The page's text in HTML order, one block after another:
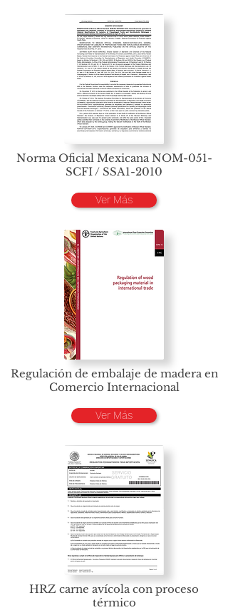
Norma Oficial Mexicana NOM-051-
SCFI / SSA1-2010
Ver Más
Regulación de embalaje de madera en
Comercio Internacional
Ver Más
HRZ carne avícola con proceso
térmico